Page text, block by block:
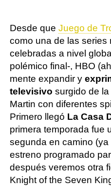
Desde que Juego de
como una de las series
celebradas a nivel
polémico final-, HBO
mente expandir y
televisivo surgido de
Martin con diferentes
Primero llegó La Casa
primera temporada fue
segunda en camino
estreno programado
después veremos otra
Knight of the Seven